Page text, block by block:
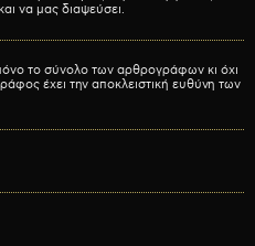
να μας διαψεύσει.
το σύνολο των αρθρογράφων κι όχι
έχει την αποκλειστική ευθύνη των